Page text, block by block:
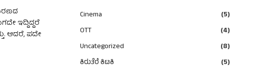
ಇದ್ದಿದ್ದರೆ
ಆದರೆ, ಪದೇ
Cinema
(5)
OTT
(4)
Uncategorized
(8)
ಕಿರುತೆರೆ ಕಿಟಕಿ
(5)